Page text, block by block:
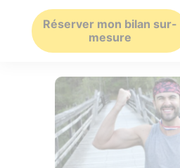
contenu
Réserver mon bilan sur-
mesure